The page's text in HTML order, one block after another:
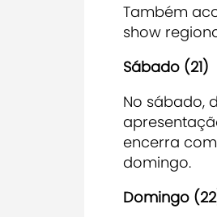
Também
show
Sábado (21)
No sábado,
encerra
domingo.
Domingo